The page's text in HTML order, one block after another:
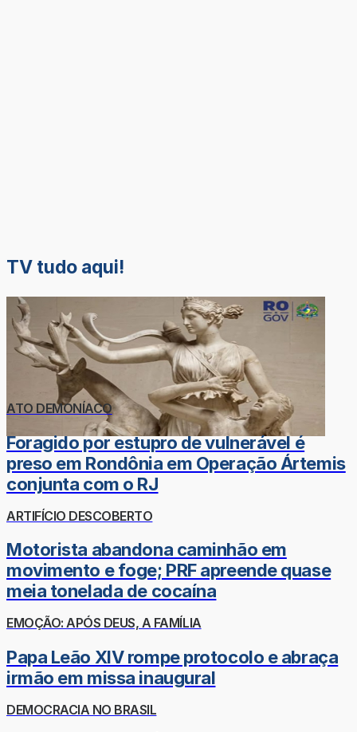
TV tudo aqui!
ATO DEMONÍACO
Foragido por estupro de vulnerável é
preso em Rondônia em Operação Ártemis
conjunta com o RJ
ARTIFÍCIO DESCOBERTO
Motorista abandona caminhão em
movimento e foge; PRF apreende quase
meia tonelada de cocaína
EMOÇÃO: APÓS DEUS, A FAMÍLIA
Papa Leão XIV rompe protocolo e abraça
irmão em missa inaugural
DEMOCRACIA NO BRASIL